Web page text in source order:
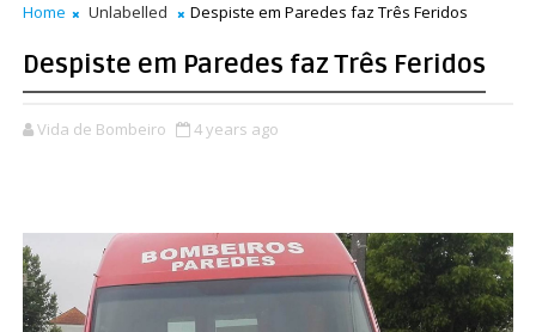
Home Unlabelled Despiste em Paredes faz Três Feridos
Despiste em Paredes faz Três Feridos
Vida de Bombeiro 4 years ago